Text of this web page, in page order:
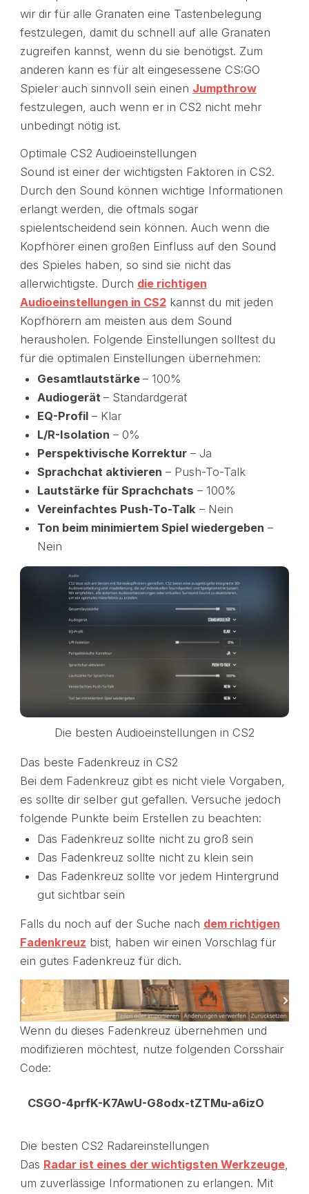
wir dir für alle Granaten eine Tastenbelegung
festzulegen, damit du schnell auf alle Granaten
zugreifen kannst, wenn du sie benötigst. Zum
anderen kann es für alt eingesessene CS:GO
Spieler auch sinnvoll sein einen Jumpthrow
festzulegen, auch wenn er in CS2 nicht mehr
unbedingt nötig ist.
Optimale CS2 Audioeinstellungen
Sound ist einer der wichtigsten Faktoren in CS2.
Durch den Sound können wichtige Informationen
erlangt werden, die oftmals sogar
spielentscheidend sein können. Auch wenn die
Kopfhörer einen großen Einfluss auf den Sound
des Spieles haben, so sind sie nicht das
allerwichtigste. Durch die richtigen
Audioeinstellungen in CS2kannst du mit jeden
Kopfhörern am meisten aus dem Sound
herausholen. Folgende Einstellungen solltest du
für die optimalen Einstellungen übernehmen:
Gesamtlautstärke – 100%
Audiogerät – Standardgerät
EQ-Profil– Klar
L/R-Isolation – 0%
Perspektivische Korrektur– Ja
Sprachchat aktivieren – Push-To-Talk
Lautstärke für Sprachchats – 100%
Vereinfachtes Push-To-Talk – Nein
Ton beim minimiertem Spiel wiedergeben –
Nein
Die besten Audioeinstellungen in CS2
Das beste Fadenkreuz in CS2
Bei dem Fadenkreuz gibt es nicht viele Vorgaben,
es sollte dir selber gut gefallen. Versuche jedoch
folgende Punkte beim Erstellen zu beachten:
Das Fadenkreuz sollte nicht zu groß sein
Das Fadenkreuz sollte nicht zu klein sein
Das Fadenkreuz sollte vor jedem Hintergrund
gut sichtbar sein
Falls du noch auf der Suche nach dem richtigen
Fadenkreuz bist, haben wir einen Vorschlag für
ein gutes Fadenkreuz für dich.
Wenn du dieses Fadenkreuz übernehmen und
modifizieren möchtest, nutze folgenden Corsshair
Code:
CSGO-4prfK-K7AwU-G8odx-tZTMu-a6izO
Die besten CS2 Radareinstellungen
Das Radar ist eines der wichtigsten Werkzeuge,
um zuverlässige Informationen zu erlangen. Mit